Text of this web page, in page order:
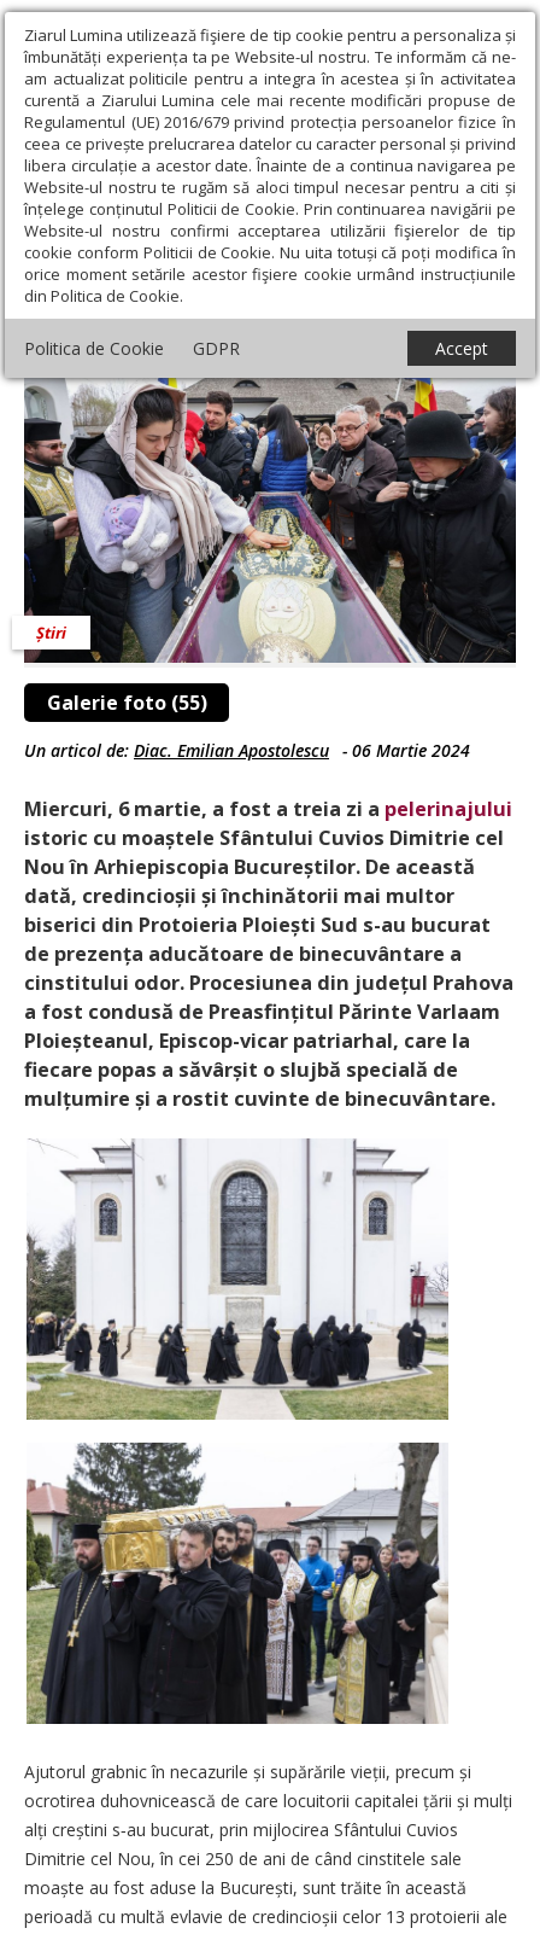
Ziarul Lumina utilizează fişiere de tip cookie pentru a personaliza și
îmbunătăți experiența ta pe Website-ul nostru. Te informăm că ne-
am actualizat politicile pentru a integra în acestea și în activitatea
curentă a Ziarului Lumina cele mai recente modificări propuse de
Regulamentul (UE) 2016/679 privind protecția persoanelor fizice în
ceea ce privește prelucrarea datelor cu caracter personal și privind
libera circulație a acestor date. Înainte de a continua navigarea pe
Website-ul nostru te rugăm să aloci timpul necesar pentru a citi și
înțelege conținutul Politicii de Cookie. Prin continuarea navigării pe
Website-ul nostru confirmi acceptarea utilizării fişierelor de tip
cookie conform Politicii de Cookie. Nu uita totuși că poți modifica în
orice moment setările acestor fişiere cookie urmând instrucțiunile
din Politica de Cookie.
Politica de Cookie GDPR Accept
Ziarul Lumina › Actualitate religioasă › Știri › Continuă
binecuvântarea Cuviosului Dimitrie cel Nou pentru prahoveni
Continuă binecuvântarea Cuviosului
Dimitrie cel Nou pentru prahoveni
Galerie foto (55)
Știri
Un articol de: Diac. Emilian Apostolescu - 06 Martie 2024
Miercuri, 6 martie, a fost a treia zi a pelerinajului
istoric cu moaștele Sfântului Cuvios Dimitrie cel
Nou în Arhiepiscopia Bucureștilor. De această
dată, credincioșii și închinătorii mai multor
biserici din Protoieria Ploiești Sud s-au bucurat
de prezența aducătoare de binecuvântare a
cinstitului odor. Procesiunea din județul Prahova
a fost condusă de Preasfințitul Părinte Varlaam
Ploieșteanul, Episcop-vicar patriarhal, care la
fiecare popas a săvârșit o slujbă specială de
mulțumire și a rostit cuvinte de binecuvântare.
Ajutorul grabnic în necazurile și supărările vieții, precum și
ocrotirea duhovnicească de care locuitorii capitalei țării și mulți
alți creștini s‑au bucurat, prin mijlocirea Sfântului Cuvios
Dimitrie cel Nou, în cei 250 de ani de când cinstitele sale
moaște au fost aduse la București, sunt trăite în această
perioadă cu multă evlavie de credincioșii celor 13 protoierii ale